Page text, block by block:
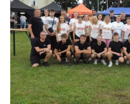
© 2026 eStránky.cz | RSS|Tisk|